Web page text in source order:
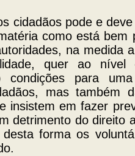
cidadãos pode e
como está bem
na medida
quer ao
condições para
mas também
insistem em fazer
detrimento do direito
forma os